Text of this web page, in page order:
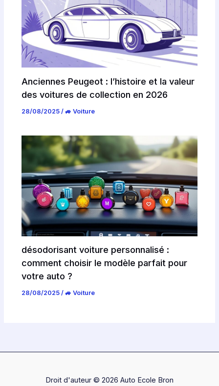
Anciennes Peugeot : l’histoire et la valeur
des voitures de collection en 2026
28/08/2025/🚙 Voiture
désodorisant voiture personnalisé :
comment choisir le modèle parfait pour
votre auto ?
28/08/2025/🚙 Voiture
Droit d'auteur © 2026 Auto Ecole Bron